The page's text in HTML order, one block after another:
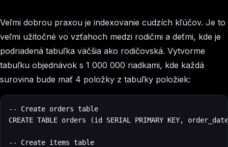
Veľmi dobrou praxou je indexovanie cudzích kľúčov. Je to
veľmi užitočné vo vzťahoch medzi rodičmi a deťmi, kde je
podriadená tabuľka väčšia ako rodičovská. Vytvorme
tabuľku objednávok s 1 000 000 riadkami, kde každá
surovina bude mať 4 položky z tabuľky položiek:
‍-- Create orders table
CREATE TABLE orders (id SERIAL PRIMARY KEY,
-- Create items table